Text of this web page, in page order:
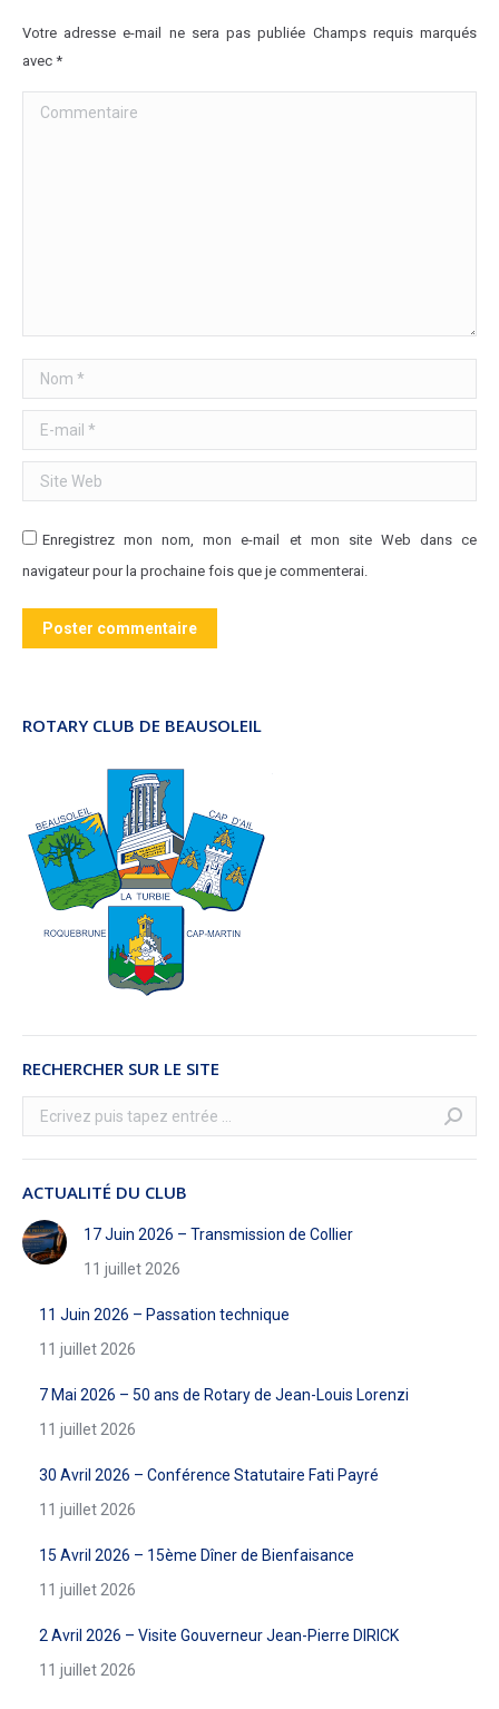
Votre adresse e-mail ne sera pas publiée Champs requis marqués
avec *
Commentaire
Nom *
E-mail *
Site Web
Enregistrez mon nom, mon e-mail et mon site Web dans ce
navigateur pour la prochaine fois que je commenterai.
Poster commentaire
ROTARY CLUB DE BEAUSOLEIL
RECHERCHER SUR LE SITE
Recherche
:
ACTUALITÉ DU CLUB
17 Juin 2026 – Transmission de Collier
11 juillet 2026
11 Juin 2026 – Passation technique
11 juillet 2026
7 Mai 2026 – 50 ans de Rotary de Jean-Louis Lorenzi
11 juillet 2026
30 Avril 2026 – Conférence Statutaire Fati Payré
11 juillet 2026
15 Avril 2026 – 15ème Dîner de Bienfaisance
11 juillet 2026
2 Avril 2026 – Visite Gouverneur Jean-Pierre DIRICK
11 juillet 2026